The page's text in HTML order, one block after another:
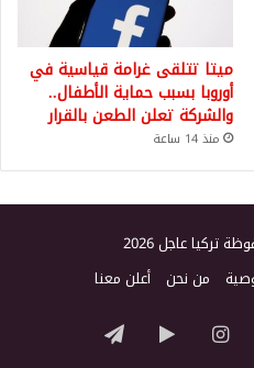
ميتا تتلقى غرامة قياسية في
أوروبا بسبب حماية الأطفال..
والشركة تعلن الطعن بالقرار
منذ 14 ساعة
عاجل 2026
من نحن أعلن معنا
انستقرام‏Googleتيلقرام